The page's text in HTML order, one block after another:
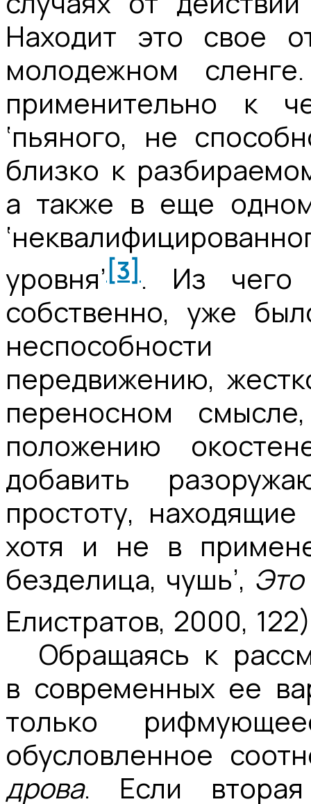
Находит это свое
молодежном
применительно к
‘пьяного, не
близко к
а также в еще одном
уровня’ [3] . Из чего
собственно, уже
неспособности
передвижению,
переносном
положению
добавить
простоту,
хотя и не в
безделица, чушь’,
Елистратов, 2000, 122)
Обращаясь к
в современных ее
только
обусловленное
дрова. Если